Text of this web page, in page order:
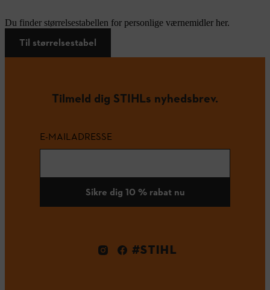
Du finder størrelsestabellen for personlige værnemidler her.
Til størrelsestabel
Tilmeld dig STIHLs nyhedsbrev.
E-MAILADRESSE
Sikre dig 10 % rabat nu
#STIHL